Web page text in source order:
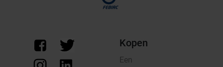
Kopen
Een